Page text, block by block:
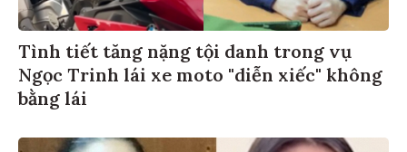
Tình tiết tăng nặng tội danh trong vụ
Ngọc Trinh lái xe moto "diễn xiếc" không
bằng lái